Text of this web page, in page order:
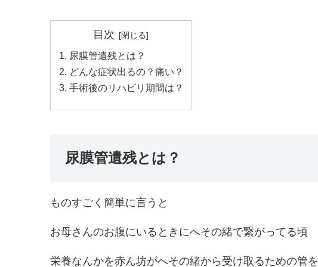
目次
尿膜管遺残とは？
どんな症状出るの？痛い？
手術後のリハビリ期間は？
尿膜管遺残とは？
ものすごく簡単に言うと
お母さんのお腹にいるときにへその緒で繋がってる頃
栄養なんかを赤ん坊がへその緒から受け取るための管を